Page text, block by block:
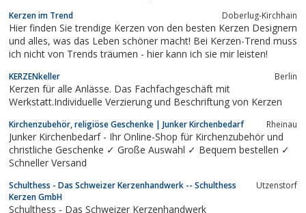
Kerzen im Trend Doberlug-Kirchhain
Hier finden Sie trendige Kerzen von den besten Kerzen Designern
und alles, was das Leben schöner macht! Bei Kerzen-Trend muss
ich nicht von Trends träumen - hier kann ich sie mir leisten!
KERZENkeller Berlin
Kerzen für alle Anlässe. Das Fachfachgeschäft mit
Werkstatt.Individuelle Verzierung und Beschriftung von Kerzen
Kirchenzubehör, religiöse Geschenke | Junker Kirchenbedarf Rheinau
Junker Kirchenbedarf - Ihr Online-Shop für Kirchenzubehör und
christliche Geschenke ✓ Große Auswahl ✓ Bequem bestellen ✓
Schneller Versand
Schulthess - Das Schweizer Kerzenhandwerk -- Schulthess
Kerzen GmbH
Utzenstorf
Schulthess - Das Schweizer Kerzenhandwerk